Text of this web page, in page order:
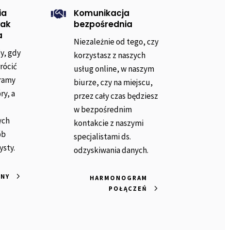
gdy
a

Komunikacja
bezpośrednia
Niezależnie od tego, czy
korzystasz z naszych
usług online, w naszym
biurze, czy na miejscu,
przez cały czas będziesz
w bezpośrednim
kontakcie z naszymi
specjalistami ds.
odzyskiwania danych.
HARMONOGRAM
POŁĄCZEŃ